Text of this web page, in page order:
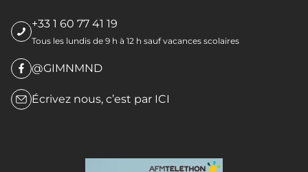
+33 1 60 77 41 19
Tous les lundis de 9 h à 12 h sauf vacances scolaires
@GIMNMND
Écrivez nous, c’est par ICI